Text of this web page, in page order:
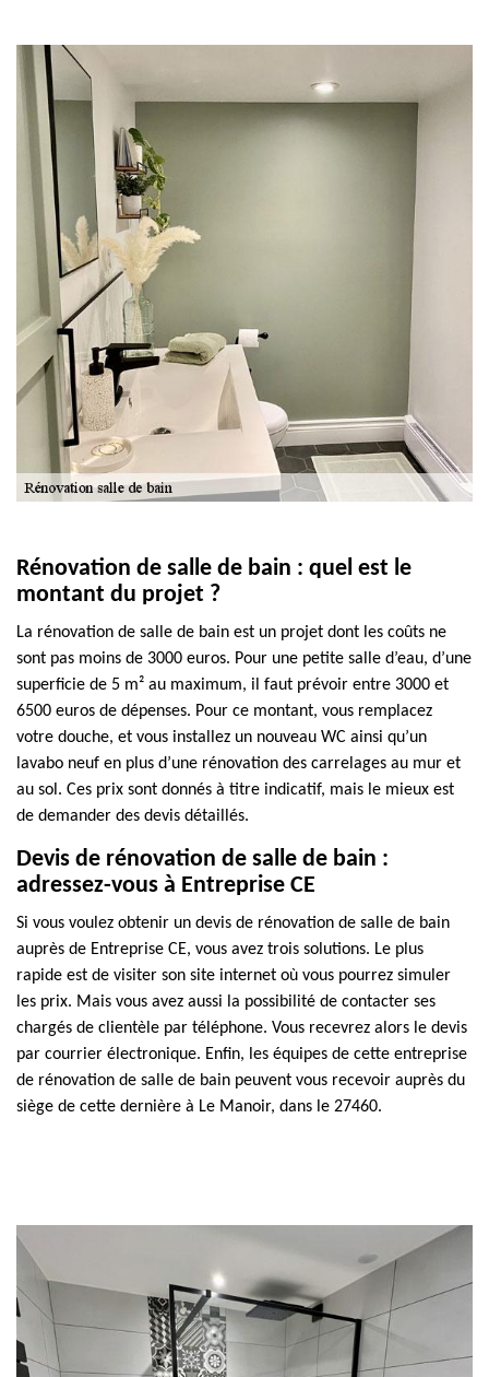
Rénovation de salle de bain : quel est le
montant du projet ?
La rénovation de salle de bain est un projet dont les coûts ne
sont pas moins de 3000 euros. Pour une petite salle d’eau, d’une
superficie de 5 m² au maximum, il faut prévoir entre 3000 et
6500 euros de dépenses. Pour ce montant, vous remplacez
votre douche, et vous installez un nouveau WC ainsi qu’un
lavabo neuf en plus d’une rénovation des carrelages au mur et
au sol. Ces prix sont donnés à titre indicatif, mais le mieux est
de demander des devis détaillés.
Devis de rénovation de salle de bain :
adressez-vous à Entreprise CE
Si vous voulez obtenir un devis de rénovation de salle de bain
auprès de Entreprise CE, vous avez trois solutions. Le plus
rapide est de visiter son site internet où vous pourrez simuler
les prix. Mais vous avez aussi la possibilité de contacter ses
chargés de clientèle par téléphone. Vous recevrez alors le devis
par courrier électronique. Enfin, les équipes de cette entreprise
de rénovation de salle de bain peuvent vous recevoir auprès du
siège de cette dernière à Le Manoir, dans le 27460.